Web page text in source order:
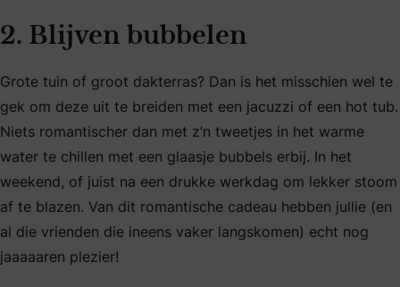
2. Blijven bubbelen
Grote tuin of groot dakterras? Dan is het misschien wel te
gek om deze uit te breiden met een jacuzzi of een hot tub.
Niets romantischer dan met z’n tweetjes in het warme
water te chillen met een glaasje bubbels erbij. In het
weekend, of juist na een drukke werkdag om lekker stoom
af te blazen. Van dit romantische cadeau hebben jullie (en
al die vrienden die ineens vaker langskomen) echt nog
jaaaaaren plezier!